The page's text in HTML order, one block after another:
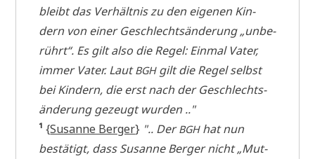
bleibt das Ver­hält­nis zu den eige­nen Kin­
dern von einer Geschlechts­än­de­rung „unbe­
rührt“. Es gilt also die Regel: Ein­mal Vater,
immer Vater. LautBGHgilt die Regel selbst
bei Kin­dern, die erst nach der Geschlechts­
än­de­rung gezeugt wurden .."
¹ {Susan­ne Ber­ger} ".. DerBGHhat nun
bestä­tigt, dass Susan­ne Ber­ger nicht „Mut­